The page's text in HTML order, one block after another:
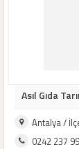
Asıl Gıda
Antalya /
0242 237